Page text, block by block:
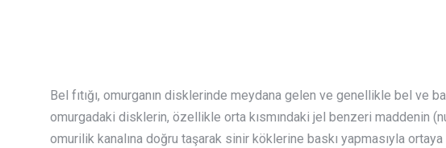
Bel fıtığı, omurganın disklerinde meydana gelen ve genellikle bel ve
omurgadaki disklerin, özellikle orta kısmındaki jel benzeri maddenin
omurilik kanalına doğru taşarak sinir köklerine baskı yapmasıyla ortaya